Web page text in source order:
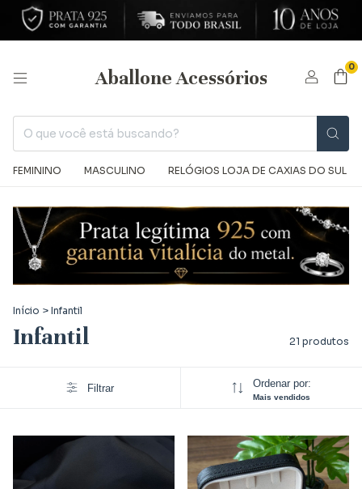
Aballone Acessórios 0
FEMININO MASCULINO RELÓGIOS LOJA DE CAXIAS DO SUL
Início > Infantil
Infantil 21 produtos
Filtrar Ordenar por:
Mais vendidos